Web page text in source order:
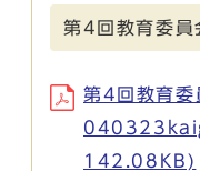
第4回教育委員
第4回教育委
142.08KB)